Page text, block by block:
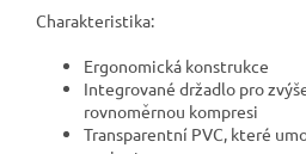
Charakteristika:
Ergonomická konstrukce
Integrované držadlo pro
rovnoměrnou kompresi
Transparentní PVC, které